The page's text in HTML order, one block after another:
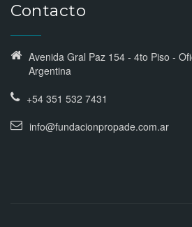
Contacto
Avenida Gral Paz 154 - 4to Piso -
Argentina
+54 351 532 7431
info@fundacionpropade.com.ar